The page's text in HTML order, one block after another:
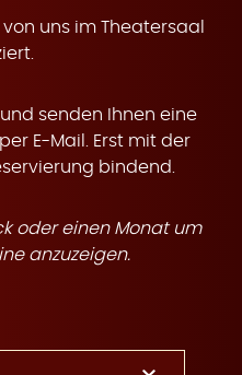
uns im Theatersaal
senden Ihnen eine
E-Mail. Erst mit der
bindend.
oder einen Monat um
anzuzeigen.